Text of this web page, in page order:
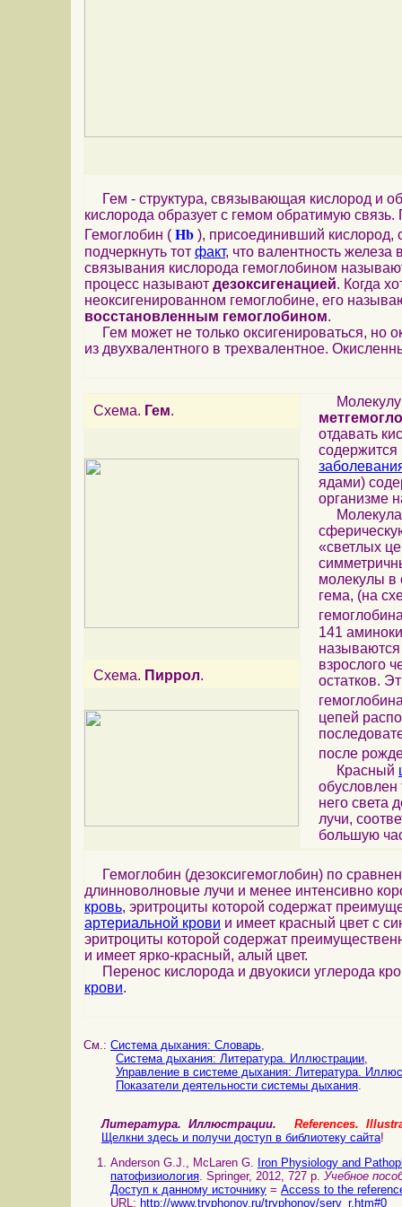
Гем - структура, связывающая кислород и
кислорода образует с гемом обратимую
Гемоглобин ( Hb ), присоединивший кислород,
подчеркнуть тот факт, что валентность
связывания кислорода гемоглобином
процесс называют дезоксигенацией. Когда
неоксигенированном гемоглобине, его
восстановленным гемоглобином.
Гем может не только оксигенироваться, но
из двухвалентного в трехвалентное.
Схема. Гем.
Молекулу
отдавать
ядами)
организме
Молекула
«светлых
молекулы в
гема, (на
141
взрослого
остатков.
цепей
после
Красный
обусловлен
него света
лучи,
большую
Схема. Пиррол.
Гемоглобин (дезоксигемоглобин) по
длинноволновые лучи и менее интенсивно
кровь, эритроциты которой содержат
артериальной крови и имеет красный цвет с
эритроциты которой содержат
и имеет ярко-красный, алый цвет.
Перенос кислорода и двуокиси углерода
крови.
См.: Система дыхания: Cловарь,
Система дыхания: Литература. Иллюстрации,
Управление в системе дыхания: Литература.
Показатели деятельности системы дыхания.
Литература. Иллюстрации. References.
Щелкни здесь и получи доступ в библиотеку сайта!
Anderson G.J., McLaren G. Iron Physiology and
патофизиология. Springer, 2012, 727 p. Учебное
Доступ к данному источнику = Access to the
URL: http://www.tryphonov.ru/tryphonov/serv_r.htm#0